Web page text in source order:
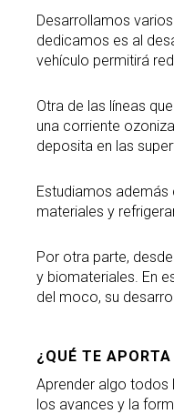
Desarrollamos
dedicamos es al
vehículo permitirá
Otra de las líneas
una corriente
deposita en las
Estudiamos
materiales y
Por otra parte,
y biomateriales. En
del moco, su
¿QUÉ TE
Aprender algo todos
los avances y la